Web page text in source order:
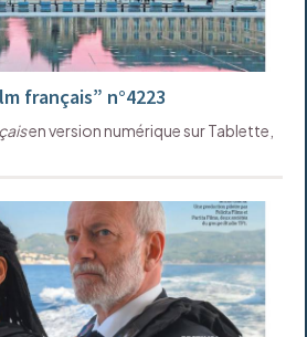
français” n°4223
en version numérique sur Tablette,